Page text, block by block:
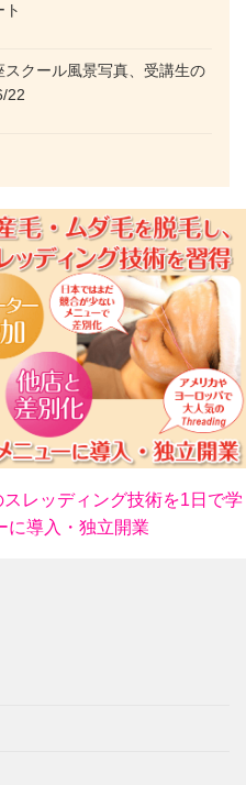
スクール風景写真、受講生の
22
レッディング技術を1日で学
に導入・独立開業